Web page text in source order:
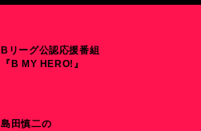
Bリーグ公認応援番組
『B MY HERO!』
島田慎二の